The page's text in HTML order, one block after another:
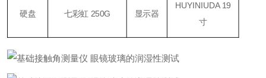
硬盘 七彩虹 250G 显示器
HUYINIUDA 19
寸